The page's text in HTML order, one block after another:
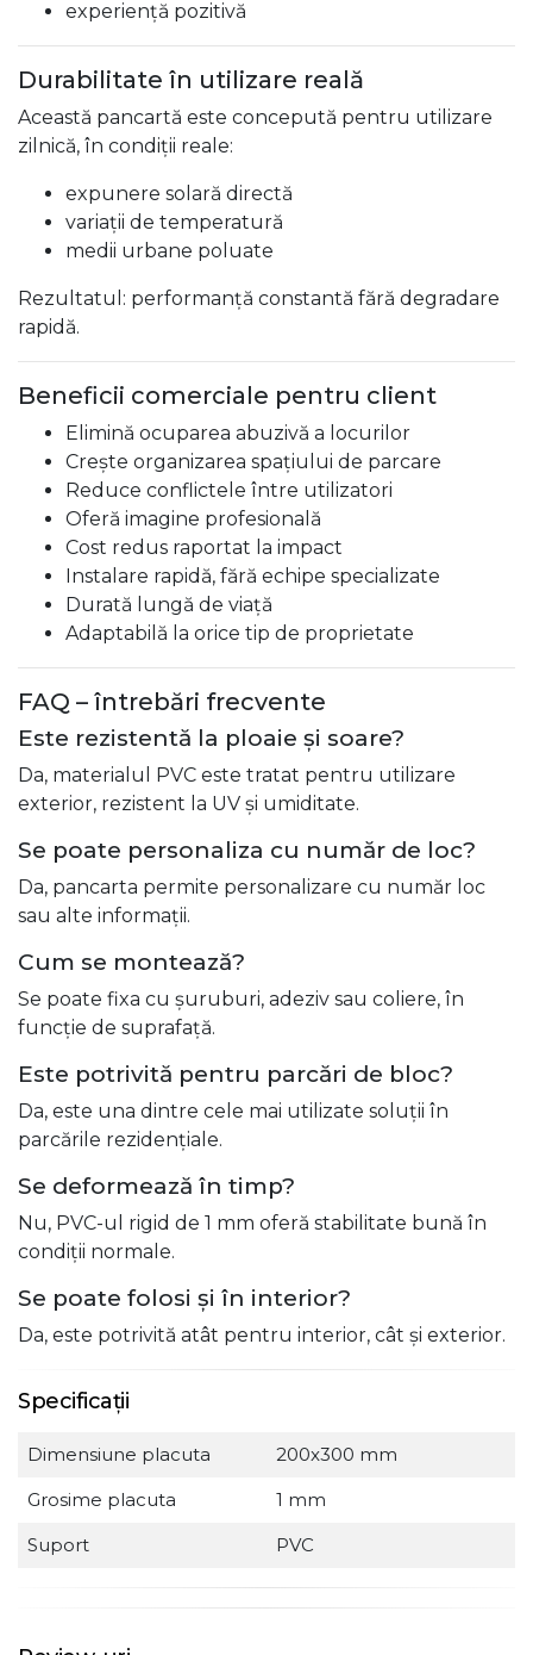
experiență pozitivă
Durabilitate în utilizare reală
Această pancartă este concepută pentru utilizare
zilnică, în condiții reale:
expunere solară directă
variații de temperatură
medii urbane poluate
Rezultatul: performanță constantă fără degradare
rapidă.
Beneficii comerciale pentru client
Elimină ocuparea abuzivă a locurilor
Crește organizarea spațiului de parcare
Reduce conflictele între utilizatori
Oferă imagine profesională
Cost redus raportat la impact
Instalare rapidă, fără echipe specializate
Durată lungă de viață
Adaptabilă la orice tip de proprietate
FAQ – întrebări frecvente
Este rezistentă la ploaie și soare?
Da, materialul PVC este tratat pentru utilizare
exterior, rezistent la UV și umiditate.
Se poate personaliza cu număr de loc?
Da, pancarta permite personalizare cu număr loc
sau alte informații.
Cum se montează?
Se poate fixa cu șuruburi, adeziv sau coliere, în
funcție de suprafață.
Este potrivită pentru parcări de bloc?
Da, este una dintre cele mai utilizate soluții în
parcările rezidențiale.
Se deformează în timp?
Nu, PVC-ul rigid de 1 mm oferă stabilitate bună în
condiții normale.
Se poate folosi și în interior?
Da, este potrivită atât pentru interior, cât și exterior.
Specificații
Dimensiune placuta
200x300 mm
Grosime placuta
1 mm
Suport
PVC